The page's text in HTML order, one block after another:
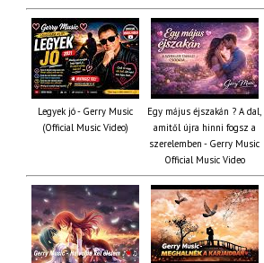
Legyek jó - Gerry Music
(Official Music Video)
Egy május éjszakán ? A dal,
amitől újra hinni fogsz a
szerelemben - Gerry Music
Official Music Video